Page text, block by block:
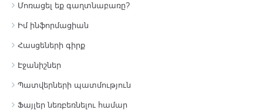
Մոռացել եք գաղտնաբառը?
Իմ ինֆորմացիան
Հասցեների գիրք
Էջանիշներ
Պատվերների պատմություն
Ֆայլեր նեռբեռնելու համար